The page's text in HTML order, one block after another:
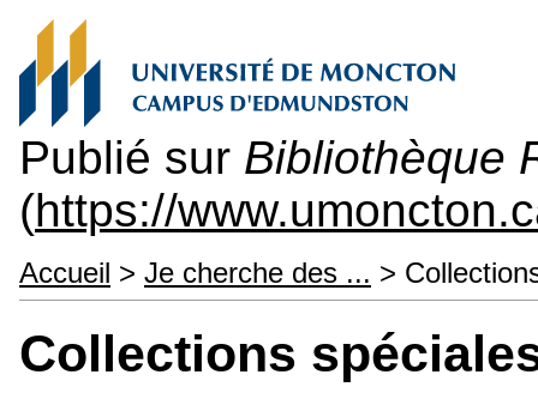
Publié sur Bibliothèque
(https://
Accueil > Je cherche des ... >
Collections